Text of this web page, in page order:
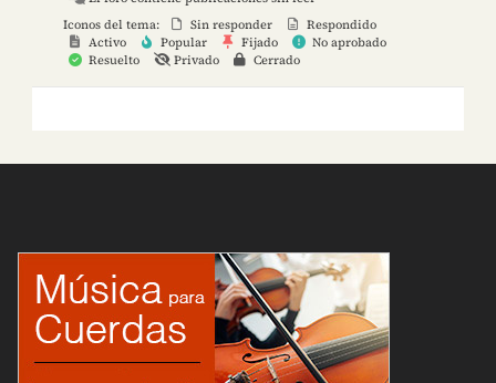
Iconos del tema:
Sin responder
Respondido
Activo
Popular Fijado
No aprobado
Resuelto
Privado Cerrado